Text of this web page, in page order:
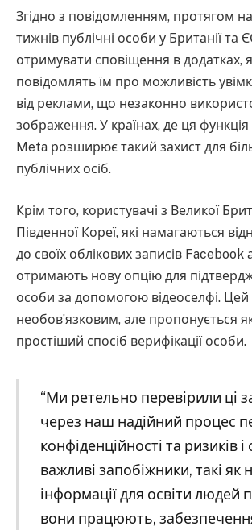
Згідно з повідомленням, протягом
тижнів публічні особи у Британії та
отримувати сповіщення в додатках,
повідомлять їм про можливість
від реклами, що незаконно
зображення. У країнах, де ця
Meta розширює такий захист для
публічних осіб.
Крім того, користувачі з Великої
Південної Кореї, які намагаються
до своїх облікових записів
отримають нову опцію для
особи за допомогою відеоселфі.
необов’язковим, але пропонується
простіший спосіб верифікації особи.
“Ми ретельно перевірили ці
через наш надійний процес
конфіденційності та ризиків
важливі запобіжники, такі як
інформації для освіти людей
вони працюють,